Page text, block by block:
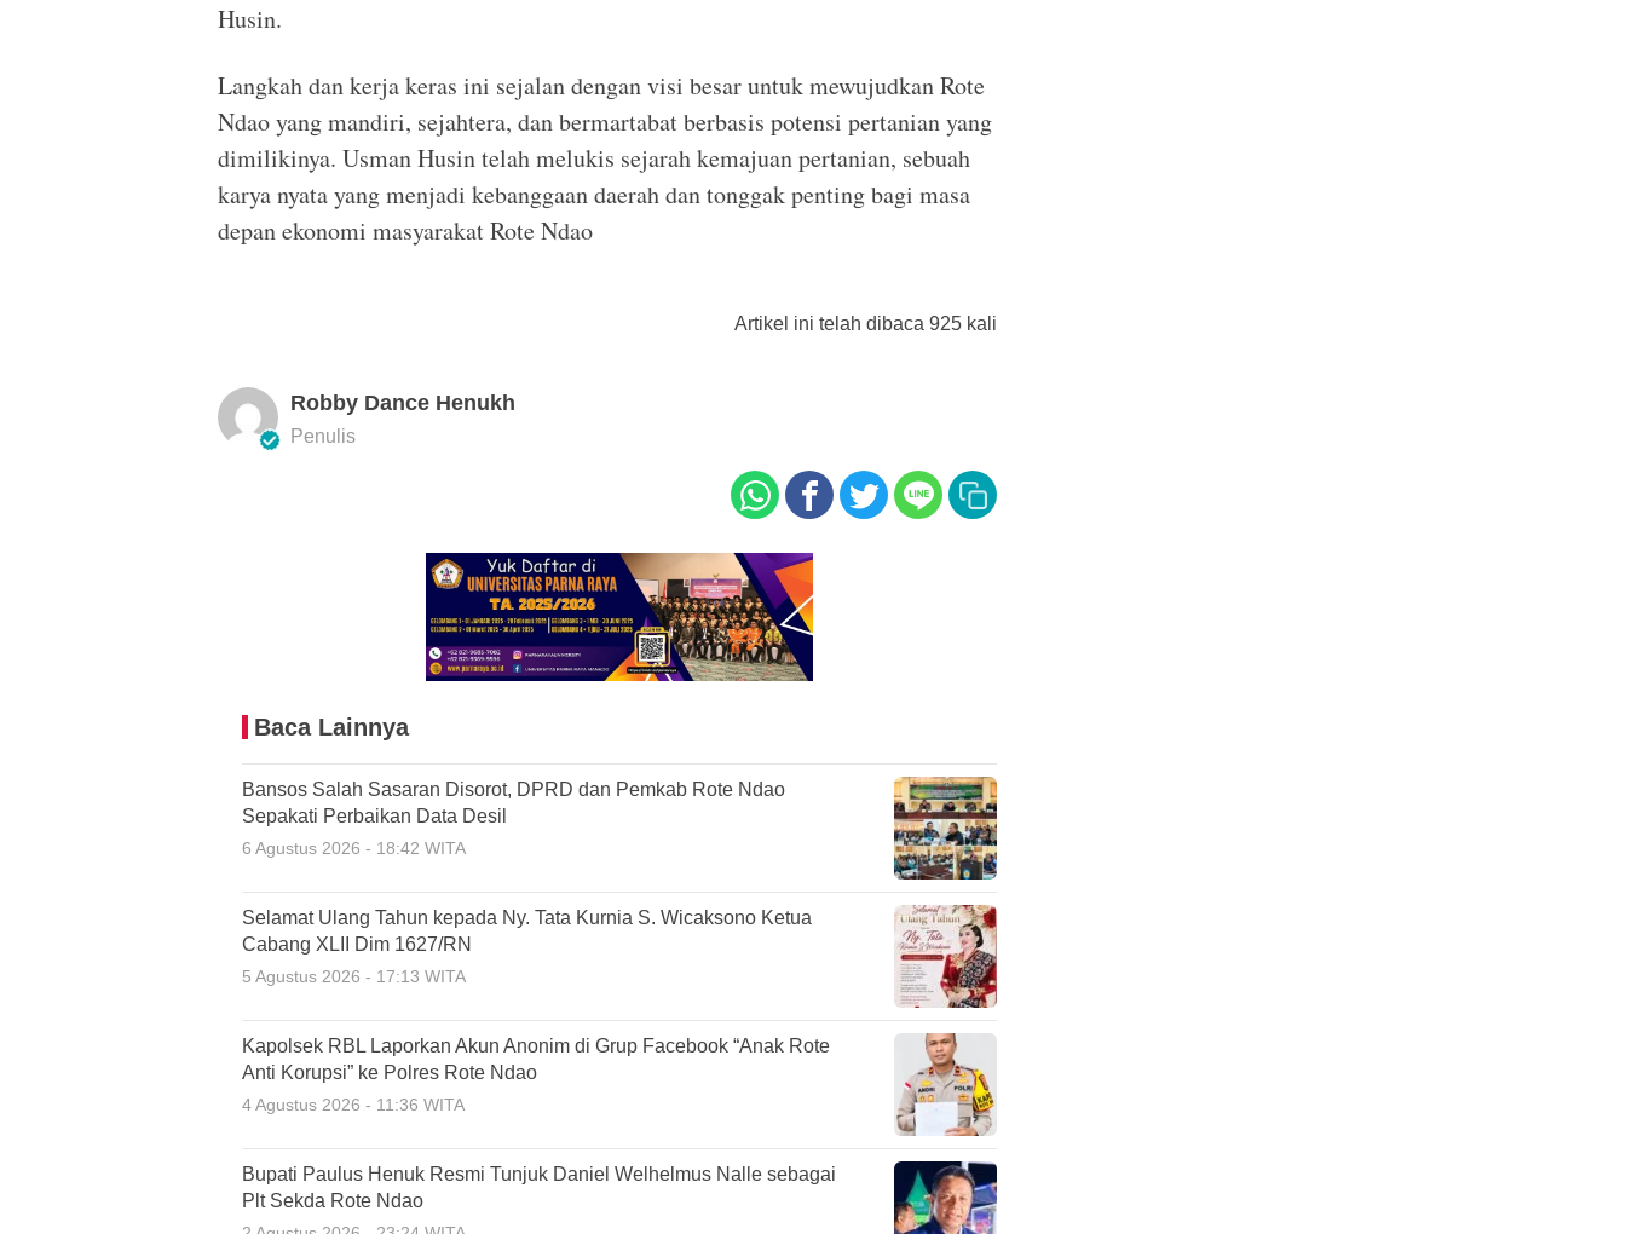
Husin.
Langkah dan kerja keras ini sejalan dengan visi besar untuk mewujudkan Rote
Ndao yang mandiri, sejahtera, dan bermartabat berbasis potensi pertanian yang
dimilikinya. Usman Husin telah melukis sejarah kemajuan pertanian, sebuah
karya nyata yang menjadi kebanggaan daerah dan tonggak penting bagi masa
depan ekonomi masyarakat Rote Ndao
Artikel ini telah dibaca 925 kali
Robby Dance Henukh
Penulis
Baca Lainnya
Bansos Salah Sasaran Disorot, DPRD dan Pemkab Rote Ndao
Sepakati Perbaikan Data Desil
6 Agustus 2026 - 18:42 WITA
Selamat Ulang Tahun kepada Ny. Tata Kurnia S. Wicaksono Ketua
Cabang XLII Dim 1627/RN
5 Agustus 2026 - 17:13 WITA
Kapolsek RBL Laporkan Akun Anonim di Grup Facebook “Anak Rote
Anti Korupsi” ke Polres Rote Ndao
4 Agustus 2026 - 11:36 WITA
Bupati Paulus Henuk Resmi Tunjuk Daniel Welhelmus Nalle sebagai
Plt Sekda Rote Ndao